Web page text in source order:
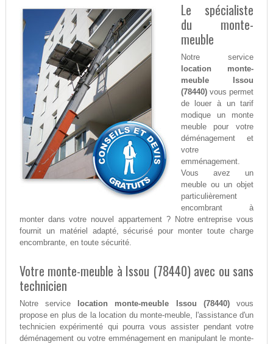
Le spécialiste
du monte-
meuble
Notre service
location monte-
meuble Issou
(78440)vous permet
de louer à un tarif
modique un monte
meuble pour votre
déménagement et
votre
emménagement.
Vous avez un
meuble ou un objet
particulièrement
encombrant à
monter dans votre nouvel appartement ? Notre entreprise vous
fournit un matériel adapté, sécurisé pour monter toute charge
encombrante, en toute sécurité.
Votre monte-meuble à Issou (78440) avec ou sans
technicien
Notre service location monte-meuble Issou (78440)vous
propose en plus de la location du monte-meuble, l'assistance d'un
technicien expérimenté qui pourra vous assister pendant votre
déménagement ou votre emménagement en manipulant le monte-